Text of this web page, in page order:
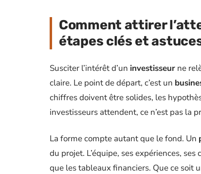
Comment attirer
étapes clés et
Susciter l’intérêt d’un investisseur ne
claire. Le point de départ, c’est un
chiffres doivent être solides, les
investisseurs attendent, ce n’est pas la
La forme compte autant que le fond. Un
du projet. L’équipe, ses expériences,
que les tableaux financiers. Que ce soit